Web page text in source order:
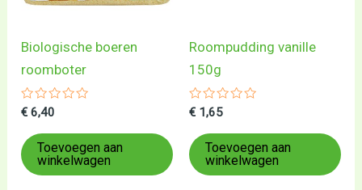
Biologische boeren
roomboter
Gewaardeerd
uit
5
€ 6,40
Toevoegen aan
winkelwagen
Roompudding vanille
150g
Gewaardeerd
uit
5
€ 1,65
Toevoegen aan
winkelwagen